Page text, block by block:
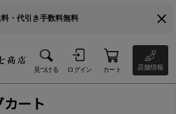
・代引き手数料無料
見つける ログイン カート 店舗情報
ート